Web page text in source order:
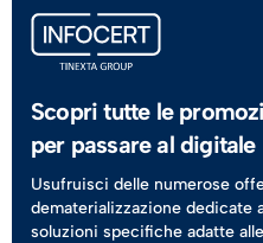
Scopri tutte le
per passare al digitale
Usufruisci delle numerose
dematerializzazione dedicate
soluzioni specifiche adatte